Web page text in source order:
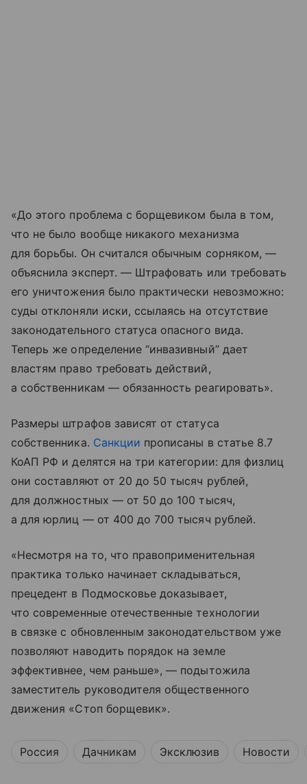
«До этого проблема с борщевиком была в том,
что не было вообще никакого механизма
для борьбы. Он считался обычным сорняком, —
объяснила эксперт. — Штрафовать или требовать
его уничтожения было практически невозможно:
суды отклоняли иски, ссылаясь на отсутствие
законодательного статуса опасного вида.
Теперь же определение “инвазивный” дает
властям право требовать действий,
а собственникам — обязанность реагировать».
Размеры штрафов зависят от статуса
собственника. Санкции прописаны в статье 8.7
КоАП РФ и делятся на три категории: для физлиц
они составляют от 20 до 50 тысяч рублей,
для должностных — от 50 до 100 тысяч,
а для юрлиц — от 400 до 700 тысяч рублей.
«Несмотря на то, что правоприменительная
практика только начинает складываться,
прецедент в Подмосковье доказывает,
что современные отечественные технологии
в связке с обновленным законодательством уже
позволяют наводить порядок на земле
эффективнее, чем раньше», — подытожила
заместитель руководителя общественного
движения «Стоп борщевик».
Россия Дачникам Эксклюзив Новости